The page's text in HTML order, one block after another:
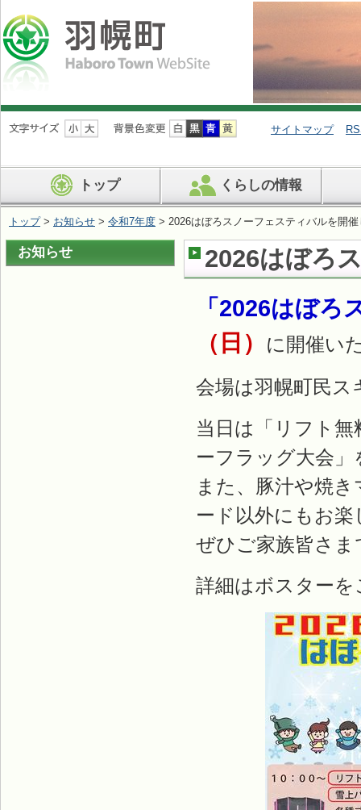
ナ
ビ
ン
を
ば
す
サイトマップ
トップ くらしの情報
トップ> お知らせ > 令和7年度 > 2026はぼろスノーフェスティバルを開
2026はぼろ
「2026はぼろ
（日）
に開催い
会場は羽幌町民ス
当日は「リフト
ーフラッグ大会
また、豚汁や焼
ード以外にもお
ぜひご家族皆さ
詳細はボスター
お知らせ